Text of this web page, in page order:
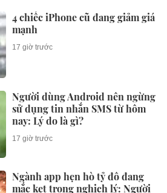
4 chiếc iPhone cũ đang giảm giá
mạnh
17 giờ trước
Người dùng Android nên ngừng
sử dụng tin nhắn SMS từ hôm
nay: Lý do là gì?
17 giờ trước
Ngành app hẹn hò tỷ đô đang
mắc kẹt trong nghịch lý: Người